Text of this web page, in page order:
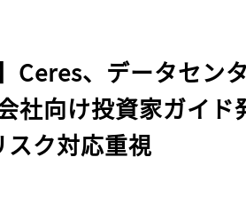
Ceres、データセン
社向け投資家ガイド
ク対応重視